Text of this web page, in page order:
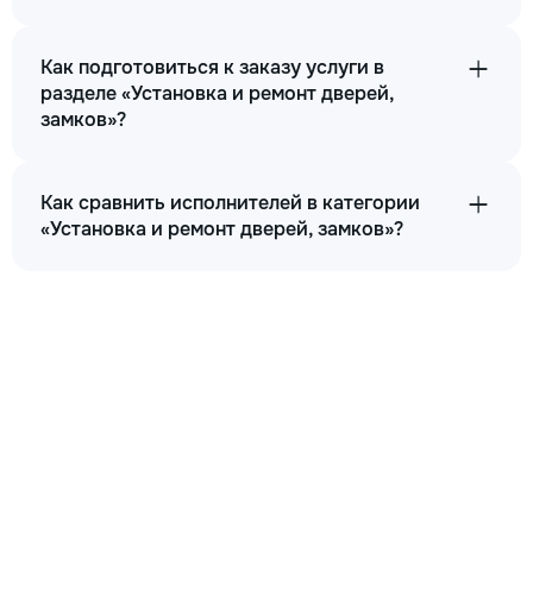
Как подготовиться к заказу услуги в
разделе «Установка и ремонт дверей,
замков»?
Как сравнить исполнителей в категории
«Установка и ремонт дверей, замков»?